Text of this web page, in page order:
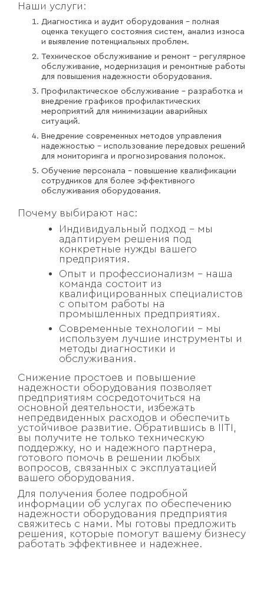
Наши услуги:
Диагностика и аудит оборудования – полная
оценка текущего состояния систем, анализ износа
и выявление потенциальных проблем.
Техническое обслуживание и ремонт – регулярное
обслуживание, модернизация и ремонтные работы
для повышения надежности оборудования.
Профилактическое обслуживание – разработка и
внедрение графиков профилактических
мероприятий для минимизации аварийных
ситуаций.
Внедрение современных методов управления
надежностью – использование передовых решений
для мониторинга и прогнозирования поломок.
Обучение персонала – повышение квалификации
сотрудников для более эффективного
обслуживания оборудования.
Почему выбирают нас:
Индивидуальный подход – мы
адаптируем решения под
конкретные нужды вашего
предприятия.
Опыт и профессионализм – наша
команда состоит из
квалифицированных специалистов
с опытом работы на
промышленных предприятиях.
Современные технологии – мы
используем лучшие инструменты и
методы диагностики и
обслуживания.
Снижение простоев и повышение
надежности оборудования позволяет
предприятиям сосредоточиться на
основной деятельности, избежать
непредвиденных расходов и обеспечить
устойчивое развитие. Обратившись в IITI,
вы получите не только техническую
поддержку, но и надежного партнера,
готового помочь в решении любых
вопросов, связанных с эксплуатацией
вашего оборудования.
Для получения более подробной
информации об услугах по обеспечению
надежности оборудования предприятия
свяжитесь с нами. Мы готовы предложить
решения, которые помогут вашему бизнесу
работать эффективнее и надежнее.